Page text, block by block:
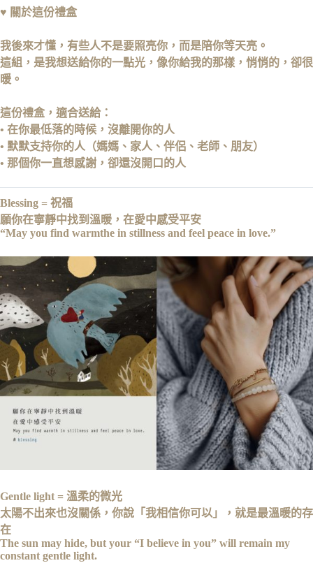
♥ 關於這份禮盒
我後來才懂， 有些人不是要照亮你， 而是陪你等天亮。
這組，是我想送給你的一點光， 像你給我的那樣，悄悄的，卻很
暖。
這份禮盒，適合送給：
• 在你最低落的時候，沒離開你的人
• 默默支持你的人（媽媽、家人、伴侶、老師、朋友）
• 那個你一直想感謝，卻還沒開口的人
Blessing = 祝福
願你在寧靜中找到溫暖，在愛中感受平安
“May you find warmthe in stillness and feel peace in love.”
Gentle light = 溫柔的微光
太陽不出來也沒關係，你說「我相信你可以」，就是最溫暖的存
在
The sun may hide, but your “I believe in you” will remain my
constant gentle light.